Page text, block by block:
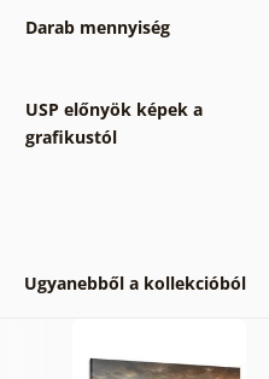
Darab mennyiség
USP előnyök képek a
grafikustól
Ugyanebből a kollekcióból